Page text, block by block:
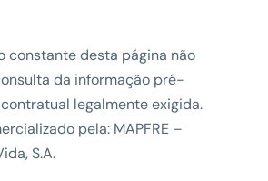
constante desta página não
da informação pré-
legalmente exigida.
pela: MAPFRE –
S.A.